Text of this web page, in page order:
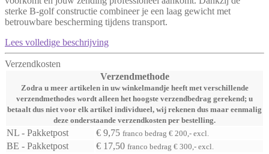
sterke B-golf constructie combineer je een laag gewicht met
betrouwbare bescherming tijdens transport.
Lees volledige beschrijving
Verzendkosten
Verzendmethode
Zodra u meer artikelen in uw winkelmandje heeft met verschillende
verzendmethodes wordt alleen het hoogste verzendbedrag gerekend; u
betaalt dus niet voor elk artikel individueel, wij rekenen dus maar eenmalig
deze onderstaande verzendkosten per bestelling.
NL - Pakketpost € 9,75 franco bedrag € 200,- excl.
BE - Pakketpost € 17,50 franco bedrag € 300,- excl.